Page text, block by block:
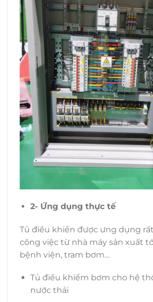
2- Ứng dụng thực tế
Tủ điều khiển được ưng dụng
công việc từ nhà máy sản xuất
bệnh viện, tram bơm…
Tủ điều khiểm bơm cho hệ
nước thải